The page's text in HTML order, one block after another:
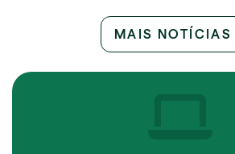
MAIS NOTÍCIAS